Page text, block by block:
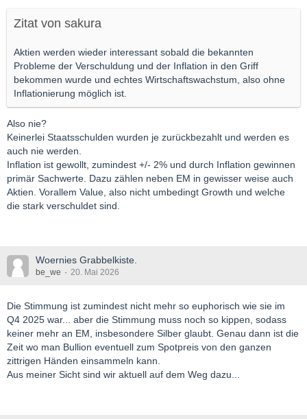
Zitat von sakura
Aktien werden wieder interessant sobald die bekannten
Probleme der Verschuldung und der Inflation in den Griff
bekommen wurde und echtes Wirtschaftswachstum, also ohne
Inflationierung möglich ist.
Also nie?
Keinerlei Staatsschulden wurden je zurückbezahlt und werden es
auch nie werden.
Inflation ist gewollt, zumindest +/- 2% und durch Inflation gewinnen
primär Sachwerte. Dazu zählen neben EM in gewisser weise auch
Aktien. Vorallem Value, also nicht umbedingt Growth und welche
die stark verschuldet sind.
Woernies Grabbelkiste.
be_we 20. Mai 2026
Die Stimmung ist zumindest nicht mehr so euphorisch wie sie im
Q4 2025 war... aber die Stimmung muss noch so kippen, sodass
keiner mehr an EM, insbesondere Silber glaubt. Genau dann ist die
Zeit wo man Bullion eventuell zum Spotpreis von den ganzen
zittrigen Händen einsammeln kann.
Aus meiner Sicht sind wir aktuell auf dem Weg dazu...